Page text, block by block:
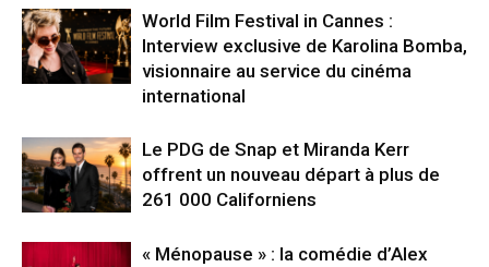
World Film Festival in Cannes :
Interview exclusive de Karolina Bomba,
visionnaire au service du cinéma
international
Le PDG de Snap et Miranda Kerr
offrent un nouveau départ à plus de
261 000 Californiens
« Ménopause » : la comédie d’Alex